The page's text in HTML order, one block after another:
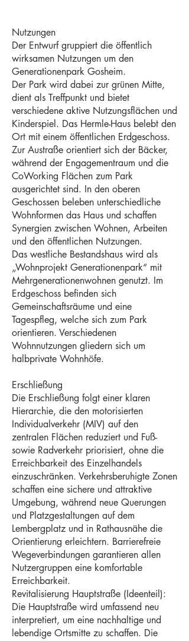
Nutzungen
Der Entwurf gruppiert die öffentlich
wirksamen Nutzungen um den
Generationenpark Gosheim.
Der Park wird dabei zur grünen Mitte,
dient als Treffpunkt und bietet
verschiedene aktive Nutzungsflächen und
Kinderspiel. Das Hermle-Haus belebt den
Ort mit einem öffentlichen Erdgeschoss.
Zur Austraße orientiert sich der Bäcker,
während der Engagementraum und die
CoWorking Flächen zum Park
ausgerichtet sind. In den oberen
Geschossen beleben unterschiedliche
Wohnformen das Haus und schaffen
Synergien zwischen Wohnen, Arbeiten
und den öffentlichen Nutzungen.
Das westliche Bestandshaus wird als
„Wohnprojekt Generationenpark“ mit
Mehrgenerationenwohnen genutzt. Im
Erdgeschoss befinden sich
Gemeinschaftsräume und eine
Tagespfleg, welche sich zum Park
orientieren. Verschiedenen
Wohnnutzungen gliedern sich um
halbprivate Wohnhöfe.
Erschließung
Die Erschließung folgt einer klaren
Hierarchie, die den motorisierten
Individualverkehr (MIV) auf den
zentralen Flächen reduziert und Fuß-
sowie Radverkehr priorisiert, ohne die
Erreichbarkeit des Einzelhandels
einzuschränken. Verkehrsberuhigte Zonen
schaffen eine sichere und attraktive
Umgebung, während neue Querungen
und Platzgestaltungen auf dem
Lembergplatz und in Rathausnähe die
Orientierung erleichtern. Barrierefreie
Wegeverbindungen garantieren allen
Nutzergruppen eine komfortable
Erreichbarkeit.
Revitalisierung Hauptstraße (Ideenteil):
Die Hauptstraße wird umfassend neu
interpretiert, um eine nachhaltige und
lebendige Ortsmitte zu schaffen. Die